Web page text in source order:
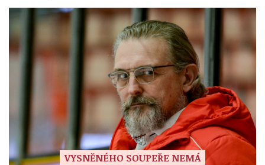
VYSNĚNÉHO SOUPEŘE NEMÁ